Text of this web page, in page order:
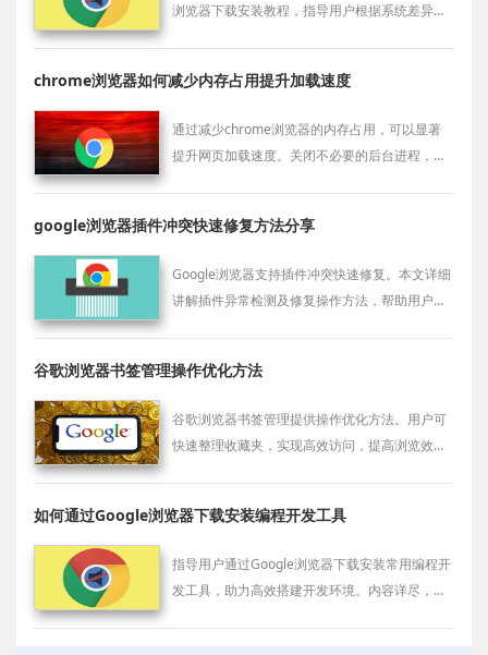
浏览器下载安装教程，指导用户根据系统差异顺
chrome浏览器如何减少内存占用提升加载速度
通过减少chrome浏览器的内存占用，可以显著
提升网页加载速度。关闭不必要的后台进程，优
google浏览器插件冲突快速修复方法分享
Google浏览器支持插件冲突快速修复。本文详细
讲解插件异常检测及修复操作方法，帮助用户轻
谷歌浏览器书签管理操作优化方法
谷歌浏览器书签管理提供操作优化方法。用户可
快速整理收藏夹，实现高效访问，提高浏览效
如何通过Google浏览器下载安装编程开发工具
指导用户通过Google浏览器下载安装常用编程开
发工具，助力高效搭建开发环境。内容详尽，适